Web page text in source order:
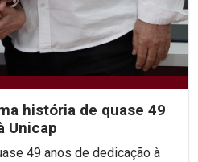
história de quase 49
Unicap